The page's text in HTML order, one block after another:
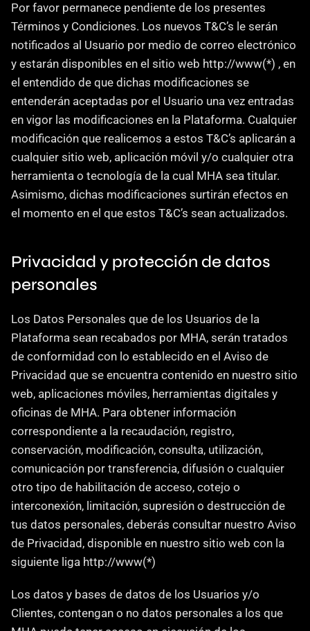
Por favor permanece pendiente de los presentes
Términos y Condiciones. Los nuevos T&C’s le serán
notificados al Usuario por medio de correo electrónico
y estarán disponibles en el sitio web http://www(*) , en
el entendido de que dichas modificaciones se
entenderán aceptadas por el Usuario una vez entradas
en vigor las modificaciones en la Plataforma. Cualquier
modificación que realicemos a estos T&C’s aplicarán a
cualquier sitio web, aplicación móvil y/o cualquier otra
herramienta o tecnología de la cual MHA sea titular.
Asimismo, dichas modificaciones surtirán efectos en
el momento en el que estos T&C’s sean actualizados.
Privacidad y protección de datos
personales
Los Datos Personales que de los Usuarios de la
Plataforma sean recabados por MHA, serán tratados
de conformidad con lo establecido en el Aviso de
Privacidad que se encuentra contenido en nuestro sitio
web, aplicaciones móviles, herramientas digitales y
oficinas de MHA. Para obtener información
correspondiente a la recaudación, registro,
conservación, modificación, consulta, utilización,
comunicación por transferencia, difusión o cualquier
otro tipo de habilitación de acceso, cotejo o
interconexión, limitación, supresión o destrucción de
tus datos personales, deberás consultar nuestro Aviso
de Privacidad, disponible en nuestro sitio web con la
siguiente liga http://www(*)
‍Los datos y bases de datos de los Usuarios y/o
Clientes, contengan o no datos personales a los que